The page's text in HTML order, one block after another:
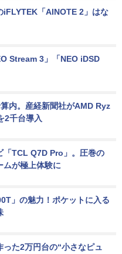
iFLYTEK「AINOTE 2」はな
Stream 3」「NEO iDSD
内。産経新聞社がAMD Ryz
2千台導入
「TCL Q7D Pro」。圧巻の
ムが極上体験に
」の魅力！ポケットに入る
った2万円台の“小さなピュ